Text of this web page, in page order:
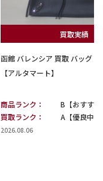
買取実績
函館 バレンシア 買取 バッグ｜
【アルタマート】
商品ランク：
B【おすすめ
買取ランク：
A【優良中古
2026.08.06